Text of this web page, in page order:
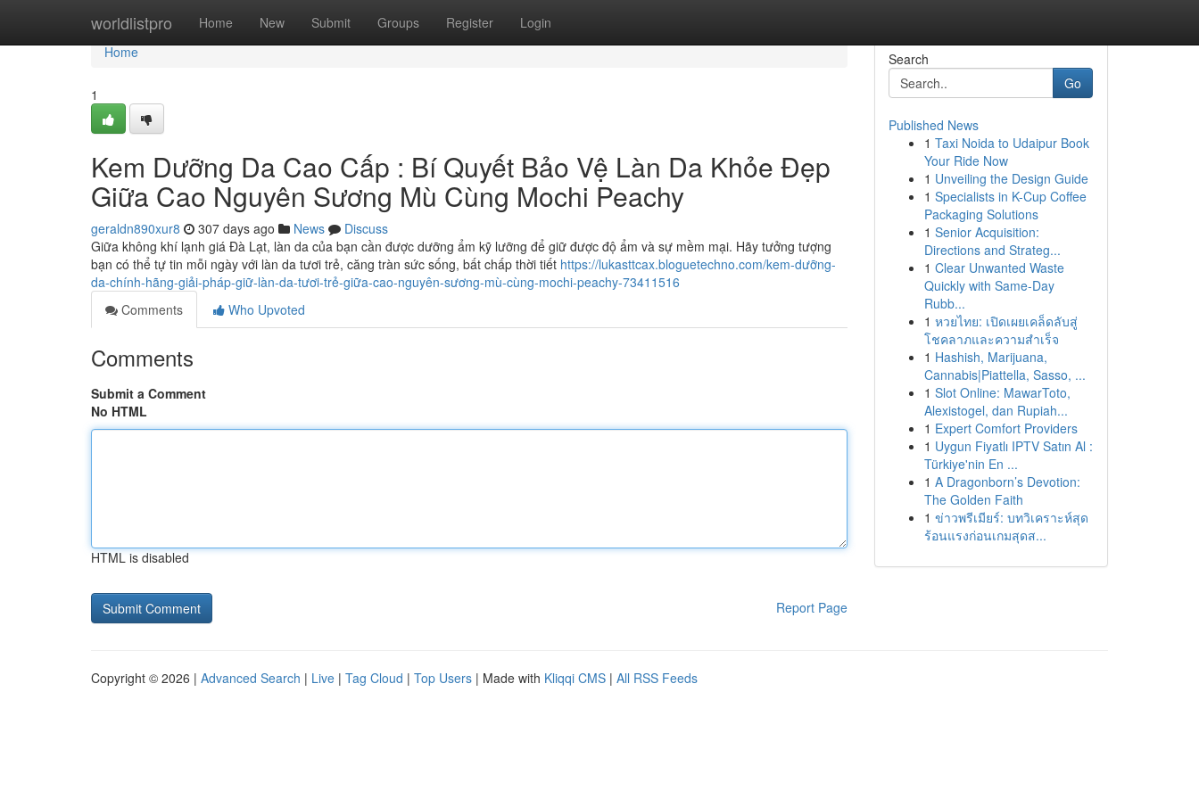
worldlistpro Home New Submit Groups Register Login
Home
Home
1
Kem Dưỡng Da Cao Cấp : Bí Quyết Bảo Vệ Làn Da Khỏe Đẹp
Giữa Cao Nguyên Sương Mù Cùng Mochi Peachy
geraldn890xur8 307 days ago News
Discuss
Giữa không khí lạnh giá Đà Lạt, làn da của bạn cần được dưỡng ẩm kỹ lưỡng để giữ được độ ẩm và sự mềm mại. Hãy tưởng tượng
bạn có thể tự tin mỗi ngày với làn da tươi trẻ, căng tràn sức sống, bất chấp thời tiết https://lukasttcax.bloguetechno.com/kem-dưỡng-
da-chính-hãng-giải-pháp-giữ-làn-da-tươi-trẻ-giữa-cao-nguyên-sương-mù-cùng-mochi-peachy-73411516
Comments
Who Upvoted
Comments
Submit a Comment
No HTML
HTML is disabled
Report Page
Search
Go
Published News
1 Taxi Noida to Udaipur Book
Your Ride Now
1 Unveiling the Design Guide
1 Specialists in K-Cup Coffee
Packaging Solutions
1 Senior Acquisition:
Directions and Strateg...
1 Clear Unwanted Waste
Quickly with Same-Day
Rubb...
1 หวยไทย: เปิดเผยเคล็ดลับสู่
โชคลาภและความสำเร็จ
1 Hashish, Marijuana,
Cannabis|Piattella, Sasso, ...
1 Slot Online: MawarToto,
Alexistogel, dan Rupiah...
1 Expert Comfort Providers
1 Uygun Fiyatlı IPTV Satın Al :
Türkiye'nin En ...
1 A Dragonborn’s Devotion:
The Golden Faith
1 ข่าวพรีเมียร์: บทวิเคราะห์สุด
ร้อนแรงก่อนเกมสุดส...
Copyright © 2026 | Advanced Search | Live | Tag Cloud | Top Users | Made with Kliqqi CMS | All RSS Feeds